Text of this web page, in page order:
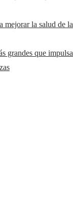
mejorar la salud de
grandes que